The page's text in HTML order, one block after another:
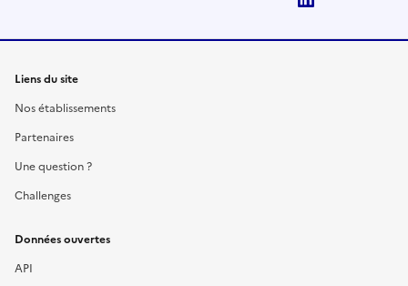
Liens du site
Nos établissements
Partenaires
Une question ?
Challenges
Données ouvertes
API